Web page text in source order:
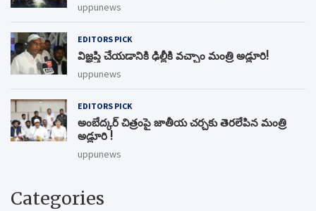
uppunews
EDITORS PICK
విజ్ఞప్తి చేయడానికి ఢిల్లీకి వచ్చాం మంత్రి అడ్లూరి!
uppunews
EDITORS PICK
అంబేద్కర్ చిత్రంపై జాతీయ చర్చకు తెరలేపిన మంత్రి
అడ్లూరి !
uppunews
Categories